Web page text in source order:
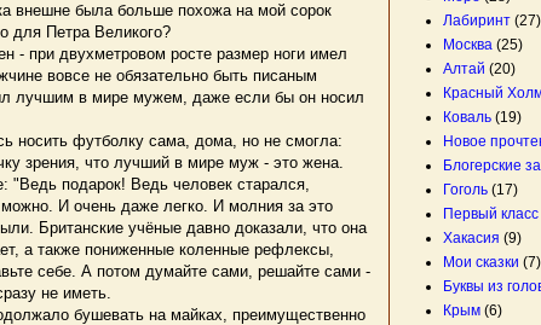
внешне была больше похожа на мой сорок
для Петра Великого?
- при двухметровом росте размер ноги имел
вовсе не обязательно быть писаным
лучшим в мире мужем, даже если бы он носил
носить футболку сама, дома, но не смогла:
зрения, что лучший в мире муж - это жена.
"Ведь подарок! Ведь человек старался,
И очень даже легко. И молния за это
Британские учёные давно доказали, что она
а также пониженные коленные рефлексы,
себе. А потом думайте сами, решайте сами -
не иметь.
бушевать на майках, преимущественно
Лабиринт (27)
Москва (25)
Алтай (20)
Красный
Коваль (19)
Новое
Блогерские
Гоголь (17)
Первый класс
Хакасия (9)
Мои сказки (7)
Буквы из
Крым (6)